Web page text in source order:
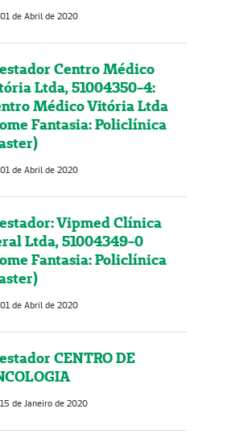
01 de Abril de 2020
Centro Médico
Ltda, 51004350-4:
Médico Vitória Ltda
Fantasia: Policlínica
01 de Abril de 2020
Vipmed Clínica
Ltda, 51004349-0
Fantasia: Policlínica
01 de Abril de 2020
CENTRO DE
15 de Janeiro de 2020